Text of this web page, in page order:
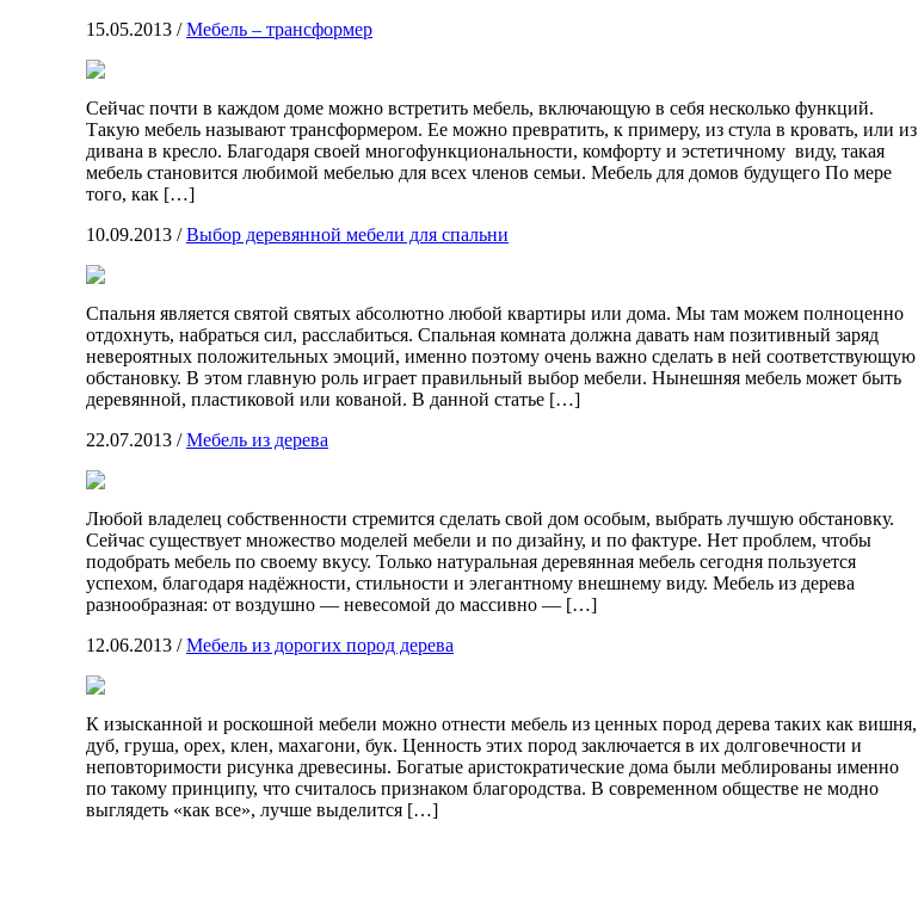
15.05.2013 /Мебель – трансформер
Сейчас почти в каждом доме можно встретить мебель, включающую в себя несколько функций.
Такую мебель называют трансформером. Ее можно превратить, к примеру, из стула в кровать, или из
дивана в кресло. Благодаря своей многофункциональности, комфорту и эстетичному виду, такая
мебель становится любимой мебелью для всех членов семьи. Мебель для домов будущего По мере
того, как […]
10.09.2013 /Выбор деревянной мебели для спальни
Спальня является святой святых абсолютно любой квартиры или дома. Мы там можем полноценно
отдохнуть, набраться сил, расслабиться. Спальная комната должна давать нам позитивный заряд
невероятных положительных эмоций, именно поэтому очень важно сделать в ней соответствующую
обстановку. В этом главную роль играет правильный выбор мебели. Нынешняя мебель может быть
деревянной, пластиковой или кованой. В данной статье […]
22.07.2013 /Мебель из дерева
Любой владелец собственности стремится сделать свой дом особым, выбрать лучшую обстановку.
Сейчас существует множество моделей мебели и по дизайну, и по фактуре. Нет проблем, чтобы
подобрать мебель по своему вкусу. Только натуральная деревянная мебель сегодня пользуется
успехом, благодаря надёжности, стильности и элегантному внешнему виду. Мебель из дерева
разнообразная: от воздушно — невесомой до массивно — […]
12.06.2013 /Мебель из дорогих пород дерева
К изысканной и роскошной мебели можно отнести мебель из ценных пород дерева таких как вишня,
дуб, груша, орех, клен, махагони, бук. Ценность этих пород заключается в их долговечности и
неповторимости рисунка древесины. Богатые аристократические дома были меблированы именно
по такому принципу, что считалось признаком благородства. В современном обществе не модно
выглядеть «как все», лучше выделится […]